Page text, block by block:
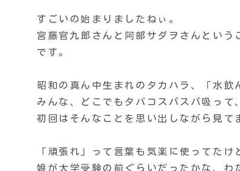
すごいの始まりましたねぃ。
宮藤官九郎さんと阿部サダヲさんとい
です。
昭和の真ん中生まれのタカハラ、「水飲
みんな、どこでもタバコスパスパ吸って
初回はそんなことを思い出しながら見て
「頑張れ」って言葉も気楽に使ってたけ
娘が大学受験の前ぐらいだったかな、わ